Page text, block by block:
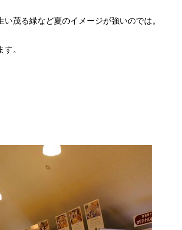
茂る緑など夏のイメージが強いのでは。
。